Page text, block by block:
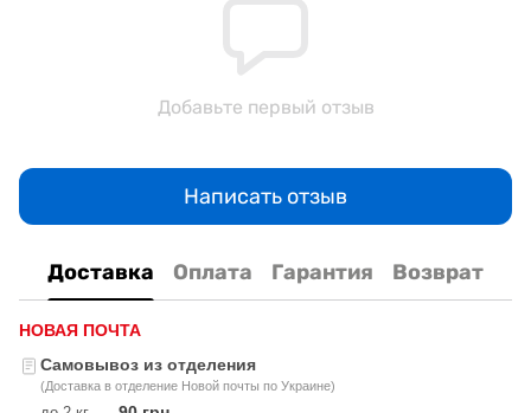
Добавьте первый отзыв
Написать отзыв
Доставка Оплата Гарантия Возврат
НОВАЯ ПОЧТА
Самовывоз из отделения
(Доставка в отделение Новой почты по Украине)